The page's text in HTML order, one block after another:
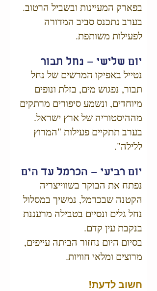
בפארק המעיינות ובשביל הרטוב.
בערב נתכנס סביב המדורה
לפעילות משותפת.
יום שלישי – נחל תבור
נטייל באפיקו המרשים של נחל
תבור, נפגוש מים, בזלת ונופים
מיוחדים, ונשמע סיפורים מרתקים
מההיסטוריה של ארץ ישראל.
בערב תתקיים פעילות "המרוץ
ללילה".
יום רביעי – הכרמל עד הים
נפתח את הבוקר בשווייצריה
הקטנה שבכרמל, נמשיך במסלול
נחל גלים ונסיים בטבילה מרעננת
בנקבת עין קדם.
בסיום היום נחזור הביתה עייפים,
מרוצים ומלאי חוויות.
חשוב לדעת!